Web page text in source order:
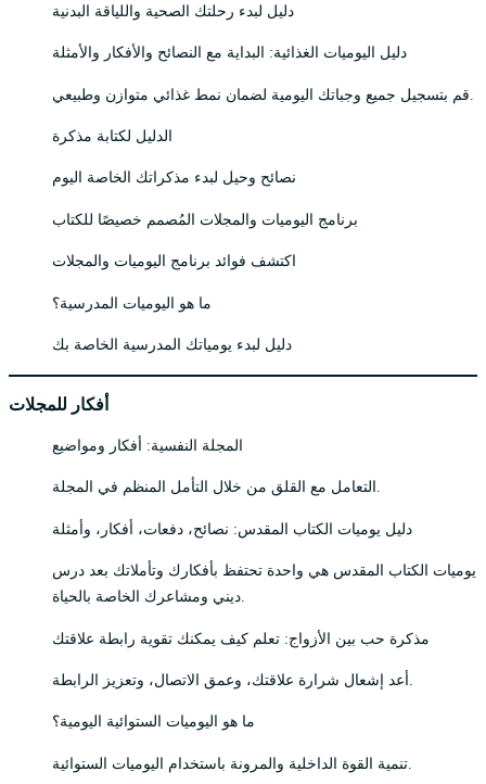
دليل لبدء رحلتك الصحية واللياقة البدنية
دليل اليوميات الغذائية: البداية مع النصائح والأفكار والأمثلة
الدليل لكتابة مذكرة
نصائح وحيل لبدء مذكراتك الخاصة اليوم
برنامج اليوميات والمجلات المُصمم خصيصًا للكتاب
اكتشف فوائد برنامج اليوميات والمجلات
ما هو اليوميات المدرسية؟
دليل لبدء يومياتك المدرسية الخاصة بك
أفكار للمجلات
المجلة النفسية: أفكار ومواضيع
التعامل مع القلق من خلال التأمل المنظم في المجلة.
دليل يوميات الكتاب المقدس: نصائح، دفعات، أفكار، وأمثلة
يوميات الكتاب المقدس هي واحدة تحتفظ بأفكارك وتأملاتك بعد درس
مذكرة حب بين الأزواج: تعلم كيف يمكنك تقوية رابطة علاقتك
ما هو اليوميات الستوائية اليومية؟